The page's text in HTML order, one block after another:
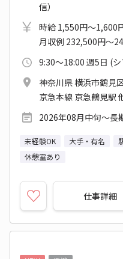
信）
時給 1,550円～1,600
月収例 232,500円～
9:30～18:00 週5日 (
神奈川県 横浜市鶴見
京急本線 京急鶴見駅
2026年08月中旬～長
未経験OK 大手・有名
休憩室あり
仕事詳細